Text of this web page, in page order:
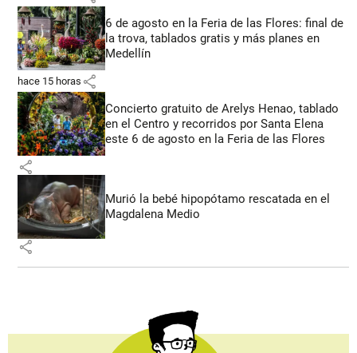
6 de agosto en la Feria de las Flores: final de
la trova, tablados gratis y más planes en
Medellín
hace 15 horas share
Concierto gratuito de Arelys Henao, tablado
en el Centro y recorridos por Santa Elena
este 6 de agosto en la Feria de las Flores
share
Murió la bebé hipopótamo rescatada en el
Magdalena Medio
share